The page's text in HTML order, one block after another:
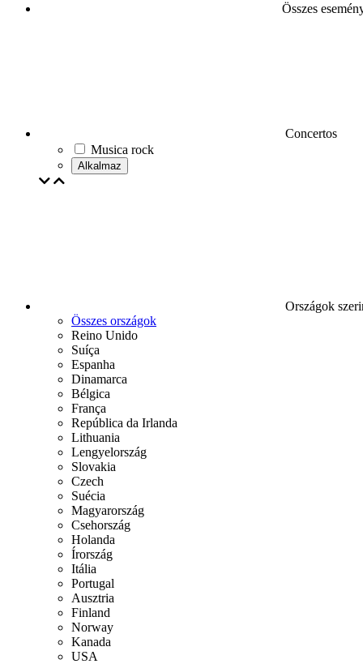
Összes
Concertos
Musica rock
Alkalmaz
Országok
Összes országok
Reino Unido
Suíça
Espanha
Dinamarca
Bélgica
França
República da Irlanda
Lithuania
Lengyelország
Slovakia
Czech
Suécia
Magyarország
Csehország
Holanda
Írország
Itália
Portugal
Ausztria
Finland
Norway
Kanada
USA